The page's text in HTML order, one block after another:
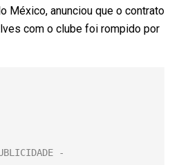
México, anunciou que o contrato
com o clube foi rompido por